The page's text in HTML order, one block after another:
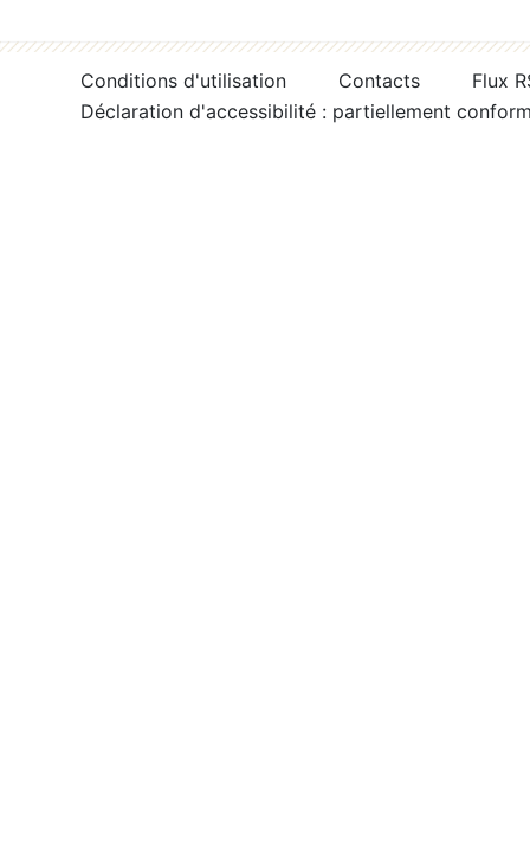
Conditions d'utilisation Contacts
Flux
Déclaration d'accessibilité : partiellement